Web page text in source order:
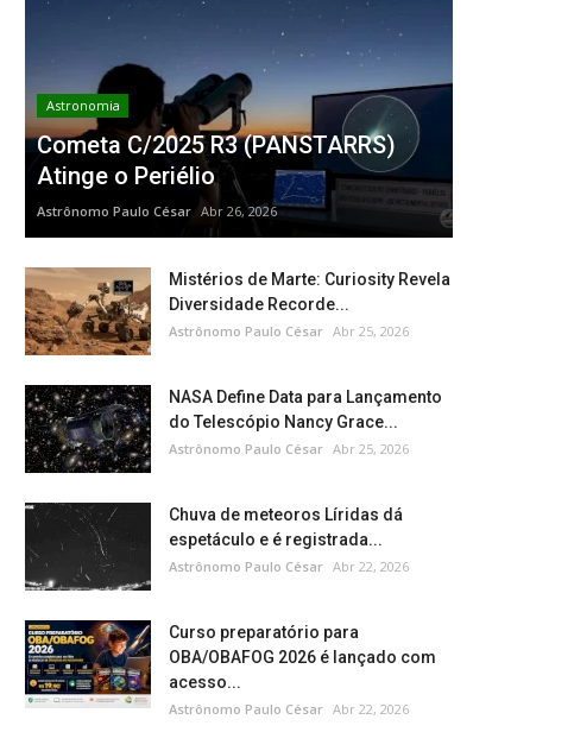
Astronomia
Cometa C/2025 R3 (PANSTARRS)
Atinge o Periélio
Astrônomo Paulo César Abr 26, 2026
Mistérios de Marte: Curiosity Revela
Diversidade Recorde...
Astrônomo Paulo César Abr 25, 2026
NASA Define Data para Lançamento
do Telescópio Nancy Grace...
Astrônomo Paulo César Abr 25, 2026
Chuva de meteoros Líridas dá
espetáculo e é registrada...
Astrônomo Paulo César Abr 22, 2026
Curso preparatório para
OBA/OBAFOG 2026 é lançado com
acesso...
Astrônomo Paulo César Abr 22, 2026